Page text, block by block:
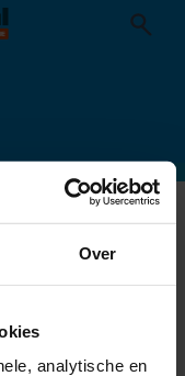
Over
analytische en